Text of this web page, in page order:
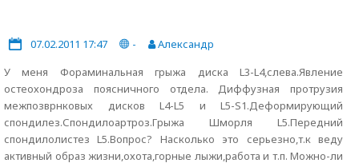
07.02.2011 17:47 -
Александр
У меня Фораминальная грыжа диска L3-L4,слева.Явление
остеохондроза поясничного отдела. Диффузная протрузия
межпозврнковых дисков L4-L5 и L5-S1.Деформирующий
спондилез.Спондилоартроз.Грыжа Шморля L5.Передний
спондилолистез L5.Вопрос? Насколько это серьезно,т.к веду
активный образ жизни,охота,горные лыжи,работа и т.п. Можно-ли